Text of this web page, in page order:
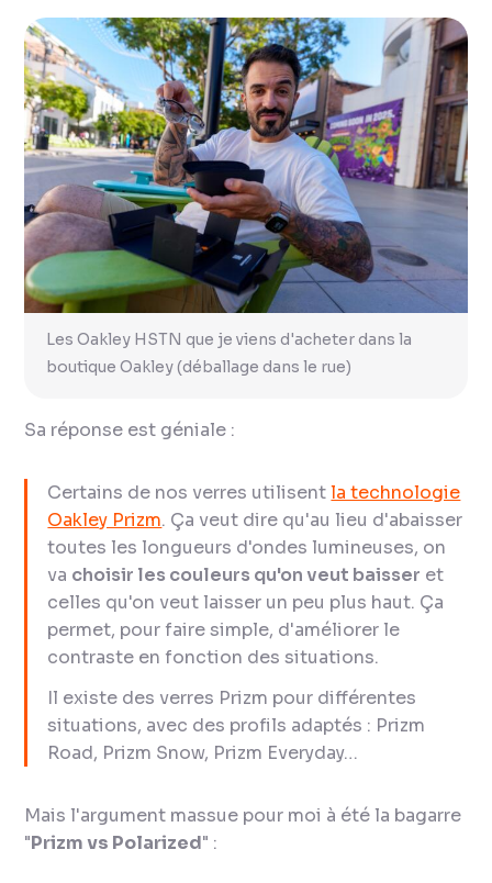
Les Oakley HSTN que je viens d'acheter dans la
boutique Oakley (déballage dans le rue)
Sa réponse est géniale :
Certains de nos verres utilisentla technologie
Oakley Prizm. Ça veut dire qu'au lieu d'abaisser
toutes les longueurs d'ondes lumineuses, on
va choisir les couleurs qu'on veut baisser et
celles qu'on veut laisser un peu plus haut. Ça
permet, pour faire simple, d'améliorer le
contraste en fonction des situations.
Il existe des verres Prizm pour différentes
situations, avec des profils adaptés : Prizm
Road, Prizm Snow, Prizm Everyday…
Mais l'argument massue pour moi à été la bagarre
"Prizm vs Polarized" :